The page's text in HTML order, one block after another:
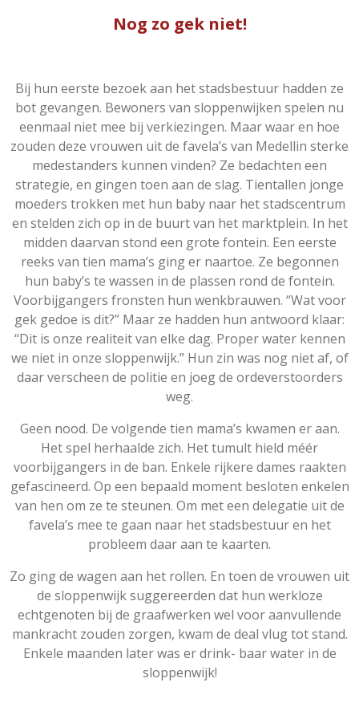
Nog zo gek niet!
Bij hun eerste bezoek aan het stadsbestuur hadden ze
bot gevangen. Bewoners van sloppenwijken spelen nu
eenmaal niet mee bij verkiezingen. Maar waar en hoe
zouden deze vrouwen uit de favela’s van Medellin sterke
medestanders kunnen vinden? Ze bedachten een
strategie, en gingen toen aan de slag. Tientallen jonge
moeders trokken met hun baby naar het stadscentrum
en stelden zich op in de buurt van het marktplein. In het
midden daarvan stond een grote fontein. Een eerste
reeks van tien mama’s ging er naartoe. Ze begonnen
hun baby’s te wassen in de plassen rond de fontein.
Voorbijgangers fronsten hun wenkbrauwen. “Wat voor
gek gedoe is dit?” Maar ze hadden hun antwoord klaar:
“Dit is onze realiteit van elke dag. Proper water kennen
we niet in onze sloppenwijk.” Hun zin was nog niet af, of
daar verscheen de politie en joeg de ordeverstoorders
weg.
Geen nood. De volgende tien mama’s kwamen er aan.
Het spel herhaalde zich. Het tumult hield méér
voorbijgangers in de ban. Enkele rijkere dames raakten
gefascineerd. Op een bepaald moment besloten enkelen
van hen om ze te steunen. Om met een delegatie uit de
favela’s mee te gaan naar het stadsbestuur en het
probleem daar aan te kaarten.
Zo ging de wagen aan het rollen. En toen de vrouwen uit
de sloppenwijk suggereerden dat hun werkloze
echtgenoten bij de graafwerken wel voor aanvullende
mankracht zouden zorgen, kwam de deal vlug tot stand.
Enkele maanden later was er drink- baar water in de
sloppenwijk!